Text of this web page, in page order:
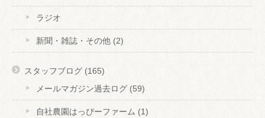
ラジオ
新聞・雑誌・その他 (2)
スタッフブログ (165)
メールマガジン過去ログ (59)
自社農園はっぴーファーム (1)